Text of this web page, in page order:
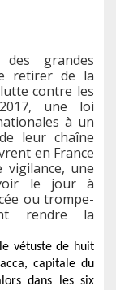
grandes
retirer de la
contre les
une loi
à un
leur chaîne
en France
une
le jour à
ou trompe-
rendre la
vétuste de huit
capitale du
dans les six